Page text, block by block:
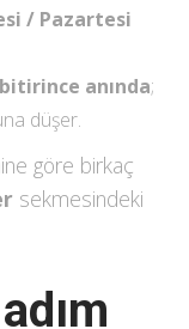
/ Pazartesi
anında;
düşer.
göre birkaç
sekmesindeki